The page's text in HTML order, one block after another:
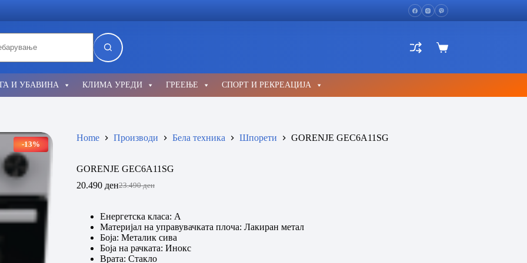
Shopping
И УБАВИНА КЛИМА УРЕДИ ГРЕЕЊЕ СПОРТ И РЕКРЕАЦИЈА
-13%
Home Производи Бела техника Шпорети GORENJE GEC6A11SG
GORENJE GEC6A11SG
23.490ден
Original
23.490 ден.
20.490 денCurrent
20.490 ден.
Енергетска класа: А
Материјал на управувачката плоча: Лакиран метал
Боја: Металик сива
Боја на рачката: Инокс
Врата: Стакло